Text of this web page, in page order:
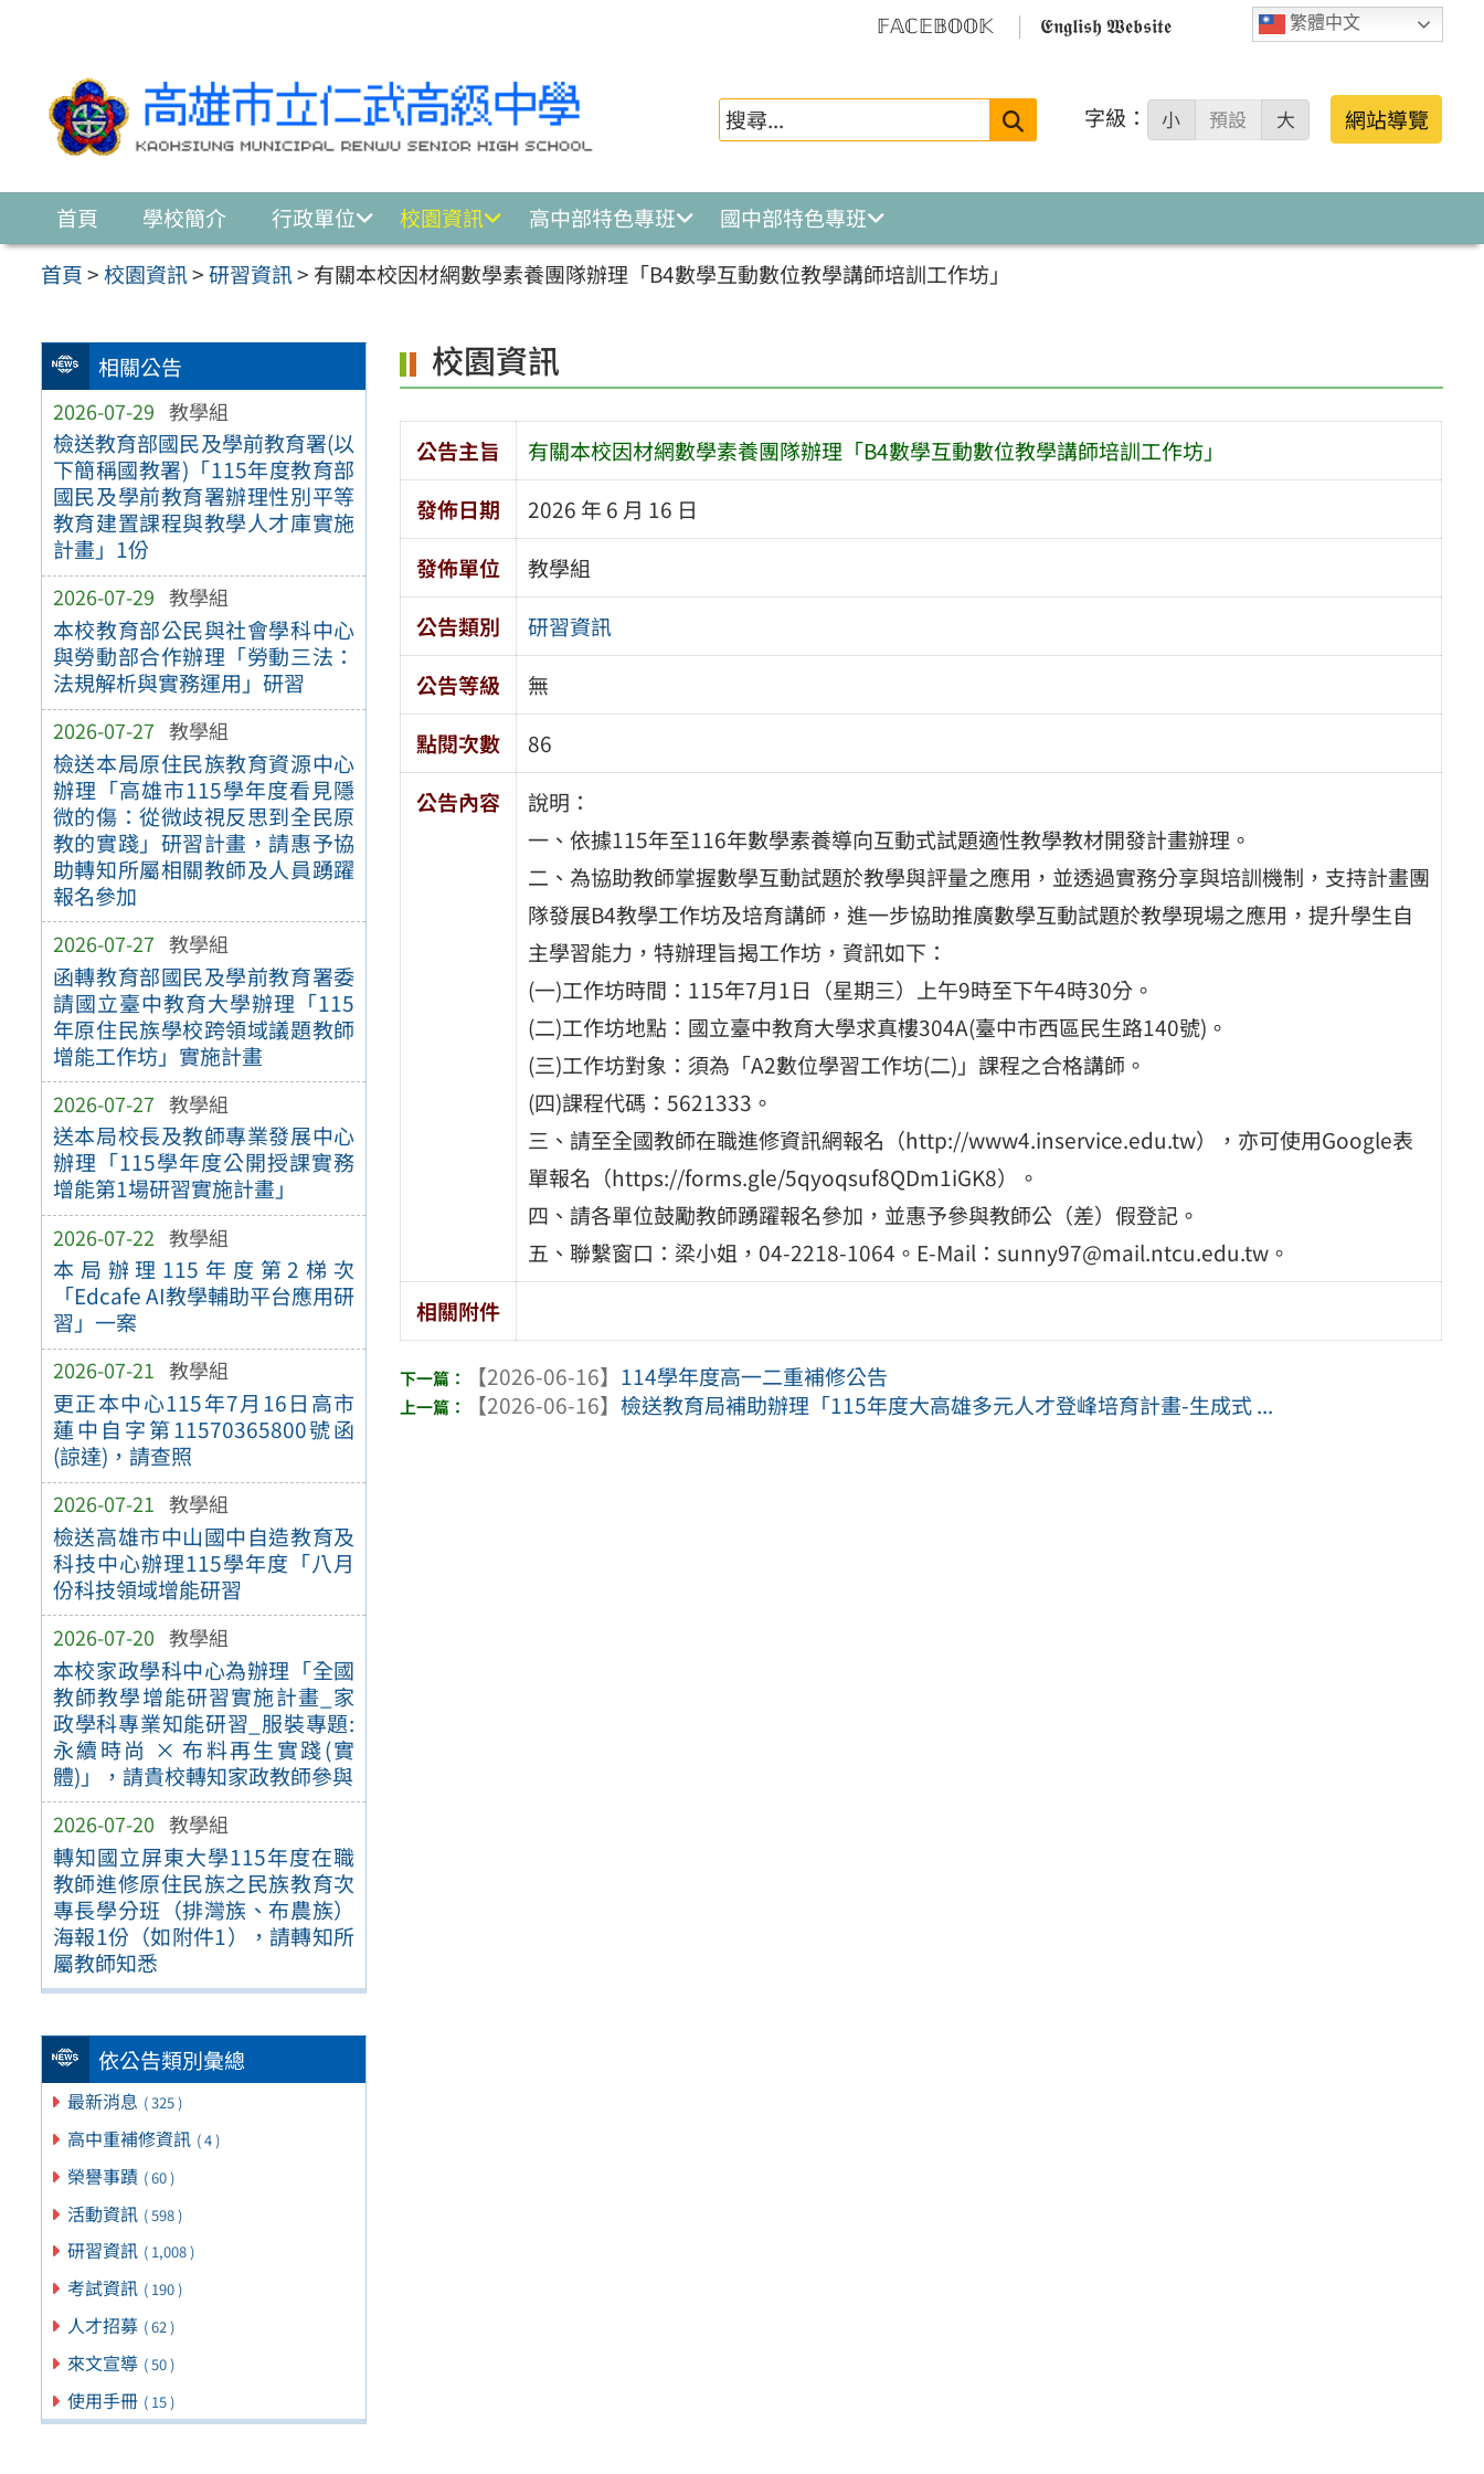
繁體中文
𝔽𝔸ℂ𝔼𝔹𝕆𝕆𝕂 𝕰𝖓𝖌𝖑𝖎𝖘𝖍 𝖂𝖊𝖇𝖘𝖎𝖙𝖊
搜
字級： 小 預設 大 網站導覽
首頁 學校簡介 行政單位 校園資訊 高中部特色專班
國中部特色專班
首頁>校園資訊>研習資訊> 有關本校因材網數學素養團隊辦理「B4數學互動數位教學講師培訓工作坊」
相關公告
2026-07-29 教學組
檢送教育部國民及學前教育署(以
下簡稱國教署)「115年度教育部
國民及學前教育署辦理性別平等
教育建置課程與教學人才庫實施
計畫」1份
2026-07-29 教學組
本校教育部公民與社會學科中心
與勞動部合作辦理「勞動三法：
法規解析與實務運用」研習
2026-07-27 教學組
檢送本局原住民族教育資源中心
辦理「高雄市115學年度看見隱
微的傷：從微歧視反思到全民原
教的實踐」研習計畫，請惠予協
助轉知所屬相關教師及人員踴躍
報名參加
2026-07-27 教學組
函轉教育部國民及學前教育署委
請國立臺中教育大學辦理「115
年原住民族學校跨領域議題教師
增能工作坊」實施計畫
2026-07-27 教學組
送本局校長及教師專業發展中心
辦理「115學年度公開授課實務
增能第1場研習實施計畫」
2026-07-22 教學組
本局辦理115年度第2梯次
「Edcafe AI教學輔助平台應用研
習」一案
2026-07-21 教學組
更正本中心115年7月16日高市
蓮中自字第11570365800號函
(諒達)，請查照
2026-07-21 教學組
檢送高雄市中山國中自造教育及
科技中心辦理115學年度「八月
份科技領域增能研習
2026-07-20 教學組
本校家政學科中心為辦理「全國
教師教學增能研習實施計畫_家
政學科專業知能研習_服裝專題:
永續時尚 × 布料再生實踐(實
體)」，請貴校轉知家政教師參與
2026-07-20 教學組
轉知國立屏東大學115年度在職
教師進修原住民族之民族教育次
專長學分班（排灣族、布農族）
海報1份（如附件1），請轉知所
屬教師知悉
依公告類別彙總
最新消息 ( 325 )
高中重補修資訊 ( 4 )
榮譽事蹟 ( 60 )
活動資訊 ( 598 )
研習資訊 ( 1,008 )
考試資訊 ( 190 )
人才招募 ( 62 )
來文宣導 ( 50 )
使用手冊 ( 15 )
校園資訊
公告主旨
有關本校因材網數學素養團隊辦理「B4數學互動數位教學講師培訓工作坊」
發佈日期
2026 年 6 月 16 日
發佈單位
教學組
公告類別
研習資訊
公告等級
無
點閱次數
86
公告內容
說明：
一、依據115年至116年數學素養導向互動式試題適性教學教材開發計畫辦理。
二、為協助教師掌握數學互動試題於教學與評量之應用，並透過實務分享與培訓機制，支持計畫團
隊發展B4教學工作坊及培育講師，進一步協助推廣數學互動試題於教學現場之應用，提升學生自
主學習能力，特辦理旨揭工作坊，資訊如下：
(一)工作坊時間：115年7月1日（星期三）上午9時至下午4時30分。
(二)工作坊地點：國立臺中教育大學求真樓304A(臺中市西區民生路140號)。
(三)工作坊對象：須為「A2數位學習工作坊(二)」課程之合格講師。
(四)課程代碼：5621333。
三、請至全國教師在職進修資訊網報名（http://www4.inservice.edu.tw），亦可使用Google表
單報名（https://forms.gle/5qyoqsuf8QDm1iGK8）。
四、請各單位鼓勵教師踴躍報名參加，並惠予參與教師公（差）假登記。
五、聯繫窗口：梁小姐，04-2218-1064。E-Mail：sunny97@mail.ntcu.edu.tw。
相關附件
【2026-06-16】 114學年度高一二重補修公告
【2026-06-16】 檢送教育局補助辦理「115年度大高雄多元人才登峰培育計畫-生成式 ...